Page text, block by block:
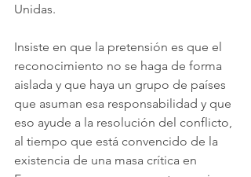
Unidas.
Insiste en que la pretensión es que el
reconocimiento no se haga de forma
aislada y que haya un grupo de países
que asuman esa responsabilidad y que
eso ayude a la resolución del conflicto,
al tiempo que está convencido de la
existencia de una masa crítica en